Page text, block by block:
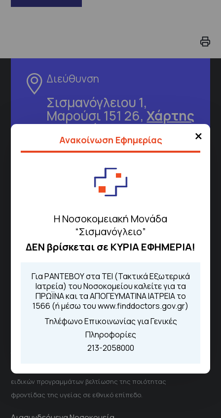
×
Ανακοίνωση Εφημερίας
Η Νοσοκομειακή Μονάδα
“Σισμανόγλειο”
ΔΕΝ βρίσκεται σε ΚΥΡΙΑ ΕΦΗΜΕΡΙΑ!
Για ΡΑΝΤΕΒΟΥ στα ΤΕΙ (Τακτικά Εξωτερικά
Ιατρεία) του Νοσοκομείου καλείτε για τα
ΠΡΩΪΝΑ και τα ΑΠΟΓΕΥΜΑΤΙΝΑ ΙΑΤΡΕΙΑ το
1566 (ή μέσω του www.finddoctors.gov.gr)
Τηλέφωνο Επικοινωνίας για Γενικές
Πληροφορίες
213-2058000
Διεύθυνση
Σισμανόγλειου 1,
Μαρούσι 151 26,Χάρτης
Περιοχής
Για τα πρωινά και τα απογευματινά
Από τον ιστότοποeΡαντεβού
Μέσω της εφαρμογής "MyHealth
App"
ΓΝΑ Νοσοκομείο Σισμανόγλειο - Αμαλία Φλέμιγκ
ιδρύματα και μονάδες υγείας στα πλαίσια εφαρμογής
ειδικών προγραμμάτων βελτίωσης της ποιότητας
φροντίδας της υγείας σε εθνικό επίπεδο.